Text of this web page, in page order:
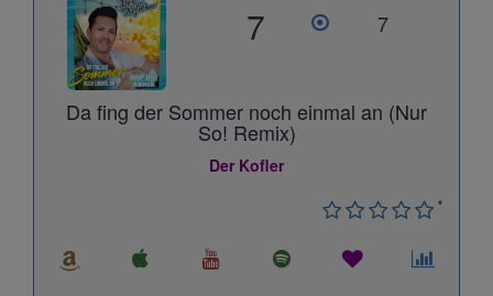
7 7
Da fing der Sommer noch einmal an (Nur
So! Remix)
Der Kofler
*